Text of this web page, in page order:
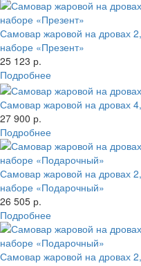
Самовар жаровой на дровах
наборе «Презент»
25 123 р.
Подробнее
Самовар жаровой на дровах
27 900 р.
Подробнее
Самовар жаровой на дровах
наборе «Подарочный»
26 505 р.
Подробнее
Самовар жаровой на дровах